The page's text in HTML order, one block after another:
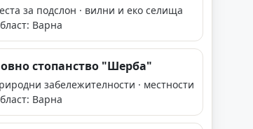
за подслон · вилни и еко селища
Варна
стопанство "Шерба"
забележителности · местности
Варна